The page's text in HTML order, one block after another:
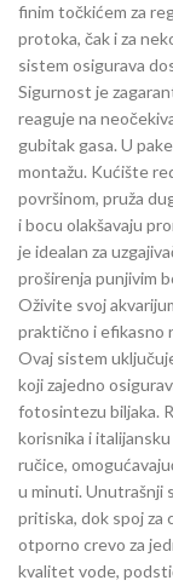
finim točkićem za
protoka, čak i za
sistem osigurava
Sigurnost je
reaguje na
gubitak gasa. U
montažu. Kućište
površinom, pruža
i bocu olakšavaju
je idealan za
proširenja punjivim
Oživite svoj
praktično i efikasno
Ovaj sistem
koji zajedno
fotosintezu biljaka.
korisnika i
ručice,
u minuti. Unutrašnji
pritiska, dok spoj za
otporno crevo za
kvalitet vode,